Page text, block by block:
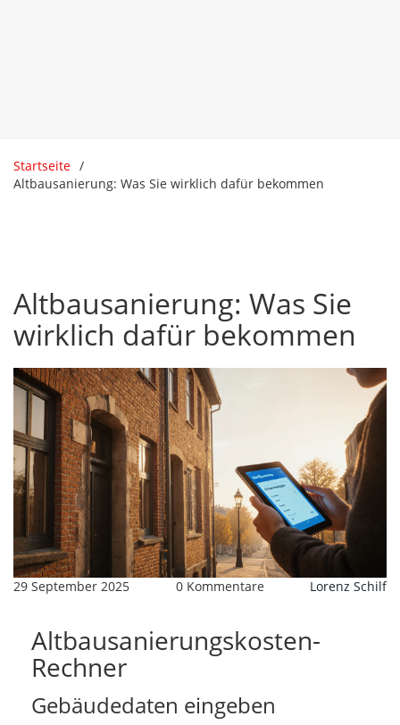
Startseite
Altbausanierung: Was Sie wirklich dafür bekommen
Altbausanierung: Was Sie
wirklich dafür bekommen
29 September 2025 0 Kommentare Lorenz Schilf
Altbausanierungskosten-
Rechner
Gebäudedaten eingeben